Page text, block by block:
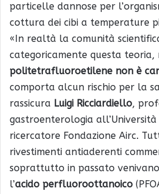
particelle dannose per
cottura dei cibi a temperature
«In realtà la comunità
categoricamente questa teoria,
politetrafluoroetilene non è
comporta alcun rischio per la
rassicura Luigi Ricciardiello,
gastroenterologia
ricercatore Fondazione Airc.
rivestimenti antiaderenti
soprattutto in passato
l’acido perfluoroottanoico